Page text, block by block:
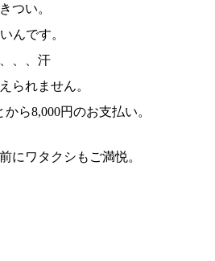
つい。
んです。
、、汗
られません。
ら8,000円のお支払い。
にワタクシもご満悦。